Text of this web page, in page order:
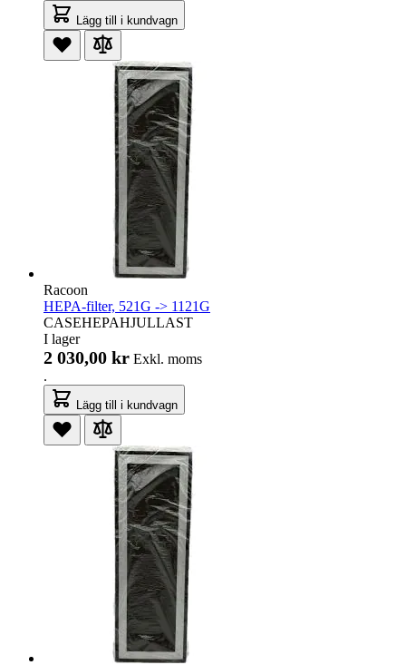
Lägg till i kundvagn
Racoon
HEPA-filter, 521G -> 1121G
CASEHEPAHJULLAST
I lager
2 030,00 kr Exkl. moms
.
Lägg till i kundvagn